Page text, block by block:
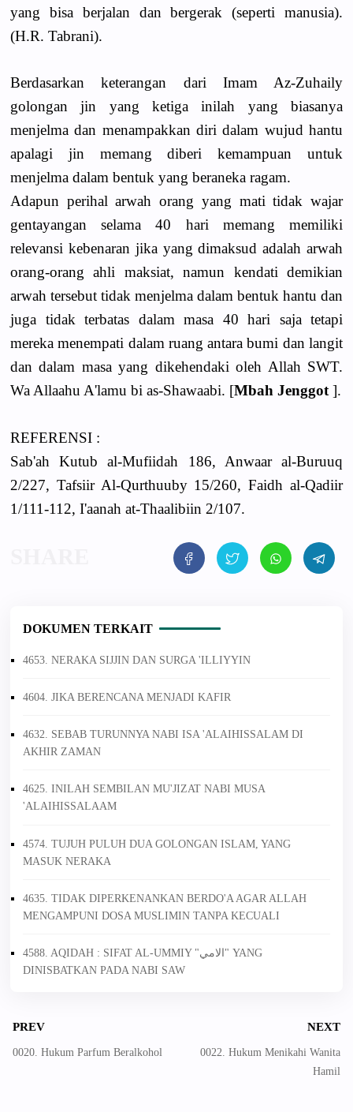
yang bisa berjalan dan bergerak (seperti manusia).
(H.R. Tabrani).
Berdasarkan keterangan dari Imam Az-Zuhaily
golongan jin yang ketiga inilah yang biasanya
menjelma dan menampakkan diri dalam wujud hantu
apalagi jin memang diberi kemampuan untuk
menjelma dalam bentuk yang beraneka ragam.
Adapun perihal arwah orang yang mati tidak wajar
gentayangan selama 40 hari memang memiliki
relevansi kebenaran jika yang dimaksud adalah arwah
orang-orang ahli maksiat, namun kendati demikian
arwah tersebut tidak menjelma dalam bentuk hantu dan
juga tidak terbatas dalam masa 40 hari saja tetapi
mereka menempati dalam ruang antara bumi dan langit
dan dalam masa yang dikehendaki oleh Allah SWT.
Wa Allaahu A'lamu bi as-Shawaabi. [Mbah Jenggot].
REFERENSI :
Sab'ah Kutub al-Mufiidah 186, Anwaar al-Buruuq
2/227, Tafsiir Al-Qurthuuby 15/260, Faidh al-Qadiir
1/111-112, I'aanah at-Thaalibiin 2/107.
DOKUMEN TERKAIT
4653. NERAKA SIJJIN DAN SURGA 'ILLIYYIN
4604. JIKA BERENCANA MENJADI KAFIR
4632. SEBAB TURUNNYA NABI ISA 'ALAIHISSALAM DI
AKHIR ZAMAN
4625. INILAH SEMBILAN MU'JIZAT NABI MUSA
'ALAIHISSALAAM
4574. TUJUH PULUH DUA GOLONGAN ISLAM, YANG
MASUK NERAKA
4635. TIDAK DIPERKENANKAN BERDO'A AGAR ALLAH
MENGAMPUNI DOSA MUSLIMIN TANPA KECUALI
4588. AQIDAH : SIFAT AL-UMMIY "الامي" YANG
DINISBATKAN PADA NABI SAW
PREV
0020. Hukum Parfum Beralkohol
NEXT
0022. Hukum Menikahi Wanita
Hamil